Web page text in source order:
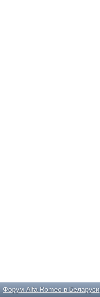
Форум Alfa Romeo в Беларуси